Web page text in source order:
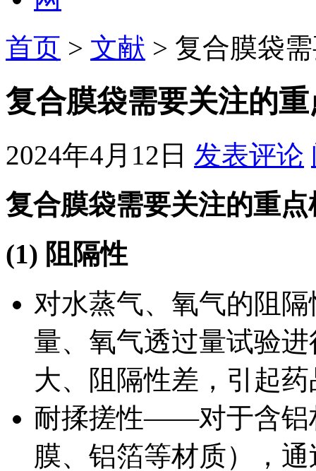
首页 > 文献 > 复合膜袋
复合膜袋需要关注的
2024年4月12日 发表评论
复合膜袋需要关注的重
(1) 阻隔性
对水蒸气、氧气的阻
量、氧气透过量试验
大、阻隔性差，引起
耐揉搓性——对于含铝
膜、铝箔等材质），